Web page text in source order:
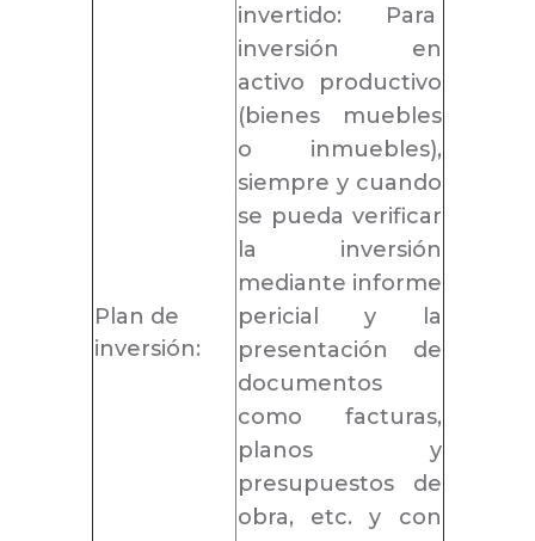
Plan de
inversión:
invertido: Para
inversión en
activo productivo
(bienes muebles
o inmuebles),
siempre y cuando
se pueda verificar
la inversión
mediante informe
pericial y la
presentación de
documentos
como facturas,
planos y
presupuestos de
obra, etc. y con